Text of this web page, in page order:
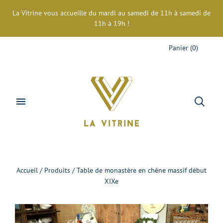
La Vitrine vous accueille du mardi au samedi de 11h à samedi de
11h à 19h !
Panier (0)
Accueil / Produits / Table de monastère en chêne massif début
XIXe